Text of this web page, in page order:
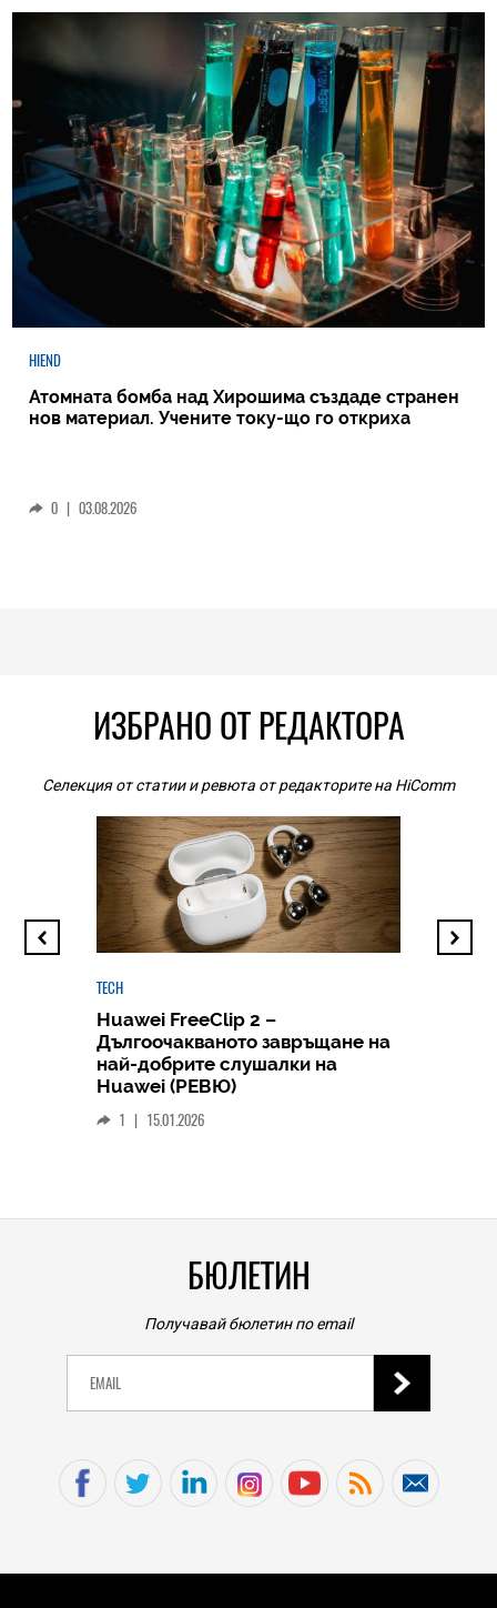
HIEND
Атомната бомба над Хирошима създаде странен
нов материал. Учените току-що го откриха
0 | 03.08.2026
ИЗБРАНО ОТ РЕДАКТОРА
Селекция от статии и ревюта от редакторите на HiComm
TECH
Huawei FreeClip 2 –
Дългоочакваното завръщане на
най-добрите слушалки на
Huawei (РЕВЮ)
1 15.01.2026
БЮЛЕТИН
Получавай бюлетин по email